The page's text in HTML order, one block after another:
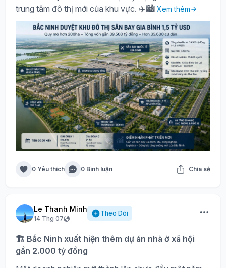
trung tâm đô thị mới của khu vực. ✈️🏙️ Xem thêm
0 Yêu thích 0 Bình luận Chia sẻ
Le Thanh Minh
14 Thg 07
Theo Dõi
🏗️ Bắc Ninh xuất hiện thêm dự án nhà ở xã hội
gần 2.000 tỷ đồng